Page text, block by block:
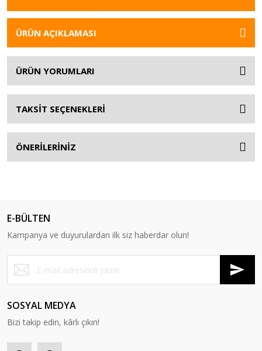
ÜRÜN AÇIKLAMASI
ÜRÜN YORUMLARI
TAKSİT SEÇENEKLERİ
ÖNERİLERİNİZ
E-BÜLTEN
Kampanya ve duyurulardan ilk siz haberdar olun!
SOSYAL MEDYA
Bizi takip edin, kârlı çıkın!